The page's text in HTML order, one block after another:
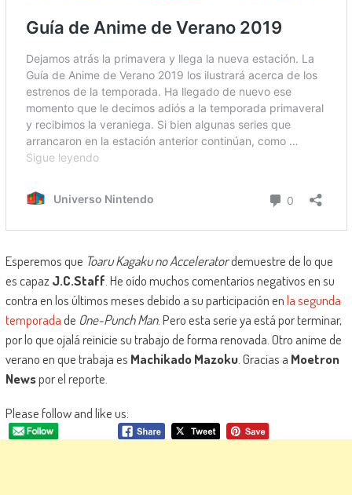
Esperemos que Toaru Kagaku no Acceleratordemuestre de lo que
es capaz J.C.Staff . He oído muchos comentarios negativos en su
contra en los últimos meses debido a su participación enla segunda
temporadade One-Punch Man. Pero esta serie ya está por terminar,
por lo que ojalá reinicie su trabajo de forma renovada. Otro anime de
verano en que trabaja es Machikado Mazoku. Gracias a Moetron
Newspor el reporte.
Please follow and like us: